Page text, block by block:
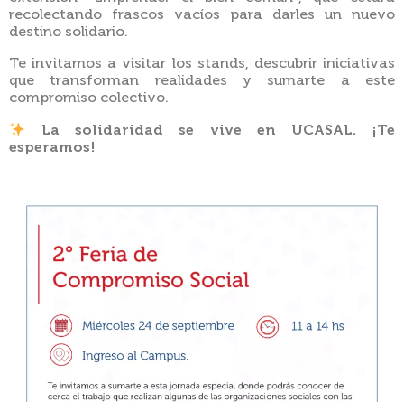
recolectando frascos vacíos para darles un nuevo
destino solidario.
Te invitamos a visitar los stands, descubrir iniciativas
que transforman realidades y sumarte a este
compromiso colectivo.
La solidaridad se vive en UCASAL. ¡Te
esperamos!